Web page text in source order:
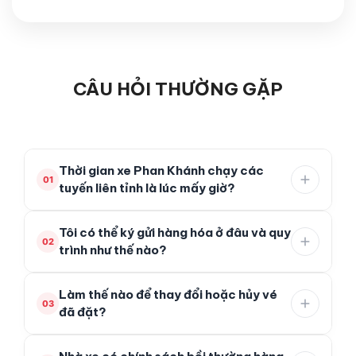
CÂU HỎI THƯỜNG GẶP
01
Thời gian xe Phan Khánh chạy các
tuyến liên tỉnh là lúc mấy giờ?
linh hoạt từ 5h00 sáng đến 22h00 đêm mỗi
ngày. Quý khách vui lòng liên hệ hotline hoặc
hợp nhất.
02
Tôi có thể ký gửi hàng hóa ở đâu và quy
trình như thế nào?
văn phòng nhà xe hoặc liên hệ nhân viên giao
nhận tận nơi. Chúng tôi có hệ thống kiểm soát
03
Làm thế nào để thay đổi hoặc hủy vé
đã đặt?